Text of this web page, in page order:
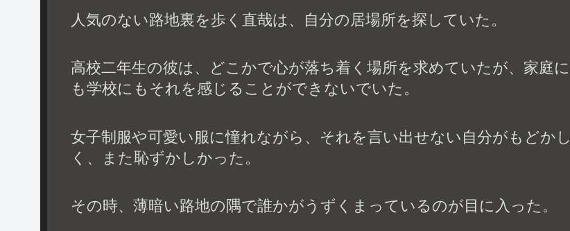
人気のない路地裏を歩く直哉は、自分の居場所を探していた。
高校二年生の彼は、どこかで心が落ち着く場所を求めていたが、家庭に
も学校にもそれを感じることができないでいた。
女子制服や可愛い服に憧れながら、それを言い出せない自分がもどかし
く、また恥ずかしかった。
その時、薄暗い路地の隅で誰かがうずくまっているのが目に入った。